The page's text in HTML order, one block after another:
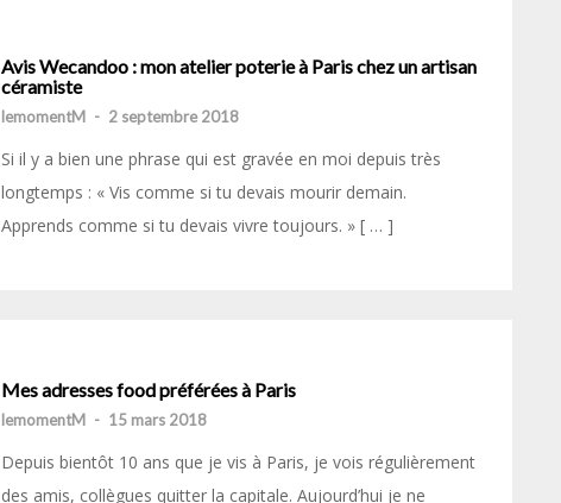
Avis Wecandoo : mon atelier poterie à Paris chez un artisan
céramiste
lemomentM - 2 septembre 2018
Si il y a bien une phrase qui est gravée en moi depuis très
longtemps : « Vis comme si tu devais mourir demain.
Apprends comme si tu devais vivre toujours. » [ … ]
Mes adresses food préférées à Paris
lemomentM - 15 mars 2018
Depuis bientôt 10 ans que je vis à Paris, je vois régulièrement
des amis, collègues quitter la capitale. Aujourd’hui je ne